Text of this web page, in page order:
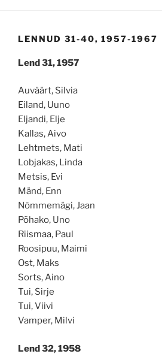
LENNUD 31-40, 1957-1967
Lend 31, 1957
Auväärt, Silvia
Eiland, Uuno
Eljandi, Elje
Kallas, Aivo
Lehtmets, Mati
Lobjakas, Linda
Metsis, Evi
Mänd, Enn
Nõmmemägi, Jaan
Põhako, Uno
Riismaa, Paul
Roosipuu, Maimi
Ost, Maks
Sorts, Aino
Tui, Sirje
Tui, Viivi
Vamper, Milvi
Lend 32, 1958